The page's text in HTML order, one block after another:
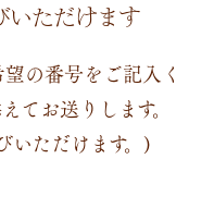
いただけます
の番号をご記入く
てお送りします。
ただけます。)